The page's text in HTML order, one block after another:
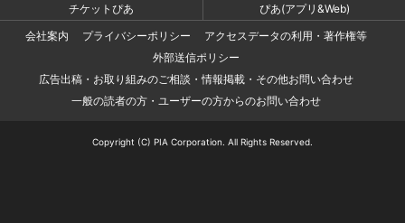
チケットぴあ
ぴあ(アプリ&Web)
会社案内
プライバシーポリシー
アクセスデータの利用・著作権等
外部送信ポリシー
広告出稿・お取り組みのご相談・情報掲載・その他お問い合わせ
一般の読者の方・ユーザーの方からのお問い合わせ
Copyright (C) PIA Corporation. All Rights Reserved.